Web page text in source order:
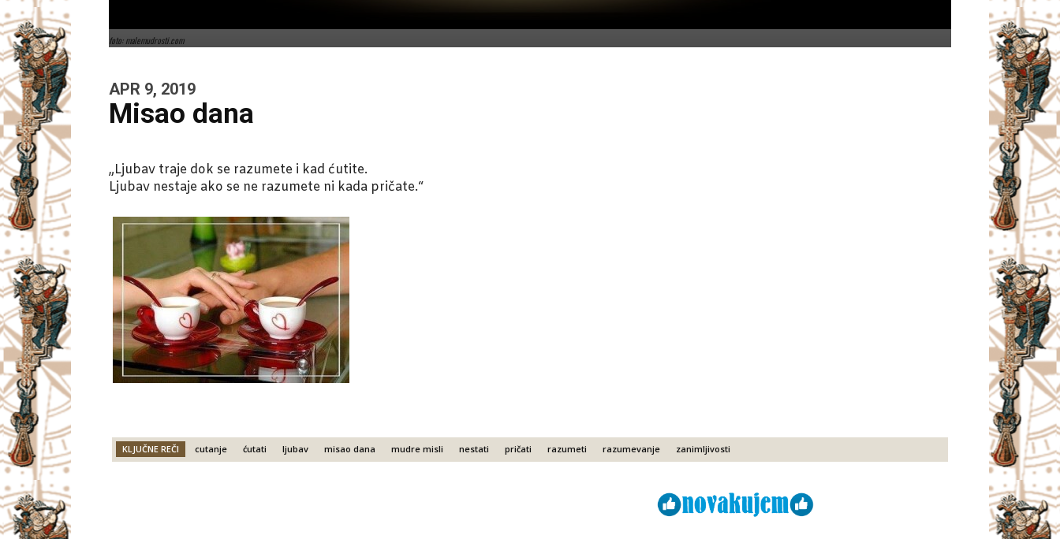
foto: malemudrosti.com
APR 9, 2019
Misao dana
„Ljubav traje dok se razumete i kad ćutite.
Ljubav nestaje ako se ne razumete ni kada pričate.“
KLJUČNE REČI cutanje ćutati ljubav misao dana mudre misli nestati pričati razumeti razumevanje zanimljivosti